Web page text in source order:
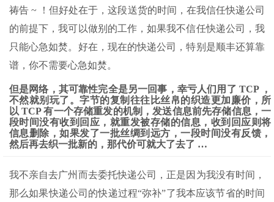
祷告 ~ ！但好处在于，这段送货的时间，在我信任快递公司
的前提下，我可以做别的工作，如果我不信任快递公司，我
只能心急如焚。好在，现在的快递公司，特别是顺丰还算靠
谱，你不需要心急如焚。
但是网络，其可靠性完全是另一回事，幸亏人们用了 TCP ，
不然就别玩了。字节的复制往往比丝帛的织造更加廉价，所
以 TCP 有一个存储重发的机制，发送信息前先存储信息，一
段时间没有收到回应，就重发被存储的信息，收到回应则将
信息删除，如果发了一批丝绸到远方，一段时间没有反馈，
然后再去织一批新的，那代价可就大了去了 …
我不亲自去广州而去委托快递公司，正是因为我没有时间，
那么如果快递公司的快递过程“弥补”了我本应该节省的时间